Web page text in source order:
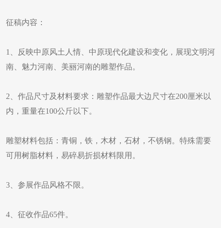
征稿内容：
1、反映中原风土人情、中原现代化建设和变化，展现文明河
南、魅力河南、美丽河南的雕塑作品。
2、作品尺寸及材料要求：雕塑作品最大边尺寸在200厘米以
内，重量在100公斤以下。
雕塑材料包括：青铜，铁，木材，石材，不锈钢。特殊需要
可用树脂材料，易碎易折损材料限用。
3、参展作品风格不限。
4、征收作品65件。